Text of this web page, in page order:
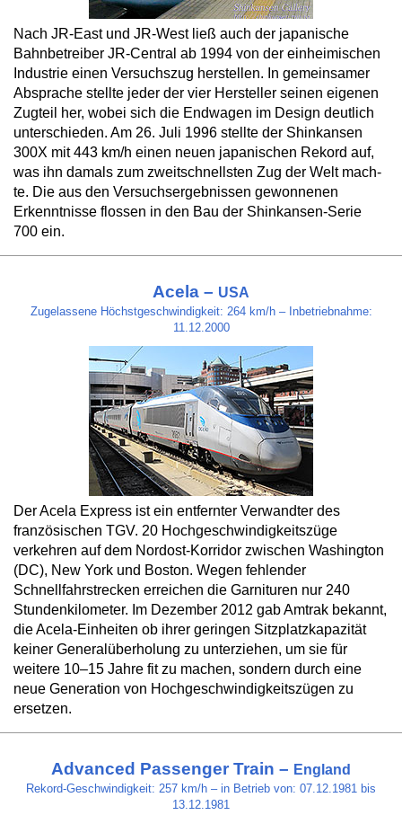
Nach JR-East und JR-West ließ auch der japanische
Bahn­be­trei­ber JR-Cen­tral ab 1994 von der ein­hei­mi­schen
In­dus­trie ei­nen Ver­suchs­zug her­stel­len. In ge­mein­sa­mer
Ab­spra­che stell­te je­der der vier Her­stel­ler sei­nen ei­ge­nen
Zug­teil her, wo­bei sich die End­wa­gen im De­sign deut­lich
un­ter­schie­den. Am 26. Ju­li 1996 stell­te der Shink­an­sen
300X mit 443 km/h ei­nen neu­en ja­pa­ni­schen Re­kord auf,
was ihn da­mals zum zweit­schnells­ten Zug der Welt mach­
te. Die aus den Versuchsergebnissen gewonnenen
Erkenntnisse flossen in den Bau der Shinkansen-Serie
700 ein.
Acela – USA
Zugelassene Höchstgeschwindigkeit: 264 km/h – Inbetriebnahme:
11.12.2000
Der Acela Express ist ein entfernter Verwandter des
französischen TGV. 20 Hochgeschwindigkeitszüge
verkehren auf dem Nordost-Korridor zwischen Washington
(DC), New York und Boston. Wegen fehlender
Schnellfahrstrecken erreichen die Garnituren nur 240
Stundenkilometer. Im Dezember 2012 gab Amtrak bekannt,
die Acela-Einheiten ob ihrer geringen Sitzplatzkapazität
keiner Generalüberholung zu unterziehen, um sie für
weitere 10–15 Jahre fit zu machen, sondern durch eine
neue Generation von Hochgeschwindigkeitszügen zu
ersetzen.
Advanced Passenger Train – England
Rekord-Geschwindigkeit: 257 km/h – in Betrieb von: 07.12.1981 bis
13.12.1981